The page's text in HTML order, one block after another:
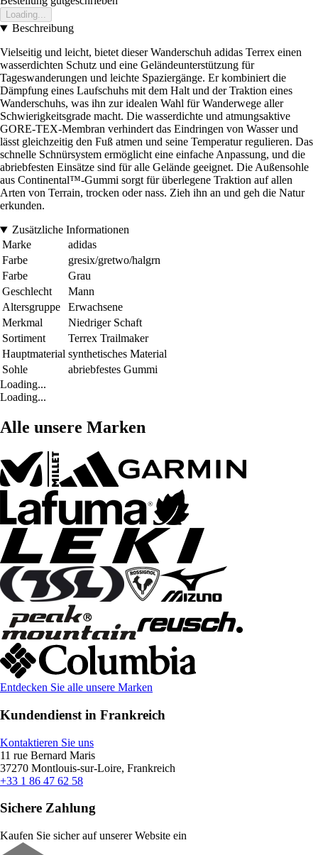
Loading...
Beschreibung
Vielseitig und leicht, bietet dieser Wanderschuh adidas Terrex einen
wasserdichten Schutz und eine Geländeunterstützung für
Tageswanderungen und leichte Spaziergänge. Er kombiniert die
Dämpfung eines Laufschuhs mit dem Halt und der Traktion eines
Wanderschuhs, was ihn zur idealen Wahl für Wanderwege aller
Schwierigkeitsgrade macht. Die wasserdichte und atmungsaktive
GORE-TEX-Membran verhindert das Eindringen von Wasser und
lässt gleichzeitig den Fuß atmen und seine Temperatur regulieren. Das
schnelle Schnürsystem ermöglicht eine einfache Anpassung, und die
abriebfesten Einsätze sind für alle Gelände geeignet. Die Außensohle
aus Continental™-Gummi sorgt für überlegene Traktion auf allen
Arten von Terrain, trocken oder nass. Zieh ihn an und geh die Natur
erkunden.
Zusätzliche Informationen
Marke
adidas
Farbe
gresix/gretwo/halgrn
Farbe
Grau
Geschlecht
Mann
Altersgruppe
Erwachsene
Merkmal
Niedriger Schaft
Sortiment
Terrex Trailmaker
Hauptmaterial synthetisches Material
Sohle
abriebfestes Gummi
Loading...
Loading...
Alle unsere Marken
Entdecken Sie alle unsere Marken
Kundendienst in Frankreich
Kontaktieren Sie uns
11 rue Bernard Maris
37270 Montlouis-sur-Loire, Frankreich
+33 1 86 47 62 58
Sichere Zahlung
Kaufen Sie sicher auf unserer Website ein